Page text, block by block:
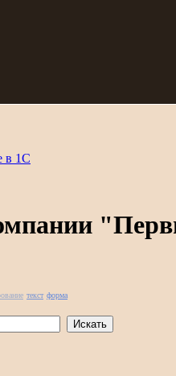
в 1С
текст форма